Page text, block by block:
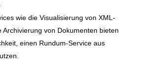
wie die Visualisierung von XML-
Archivierung von Dokumenten bieten
einen Rundum-Service aus